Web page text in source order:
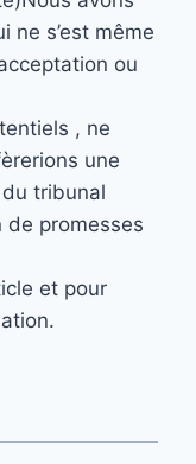
ne s’est même
ou
, ne
une
tribunal
de promesses
et pour